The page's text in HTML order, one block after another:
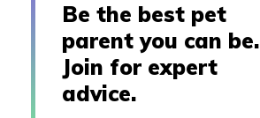
Be the best pet
parent you can be.
Join for expert
advice.